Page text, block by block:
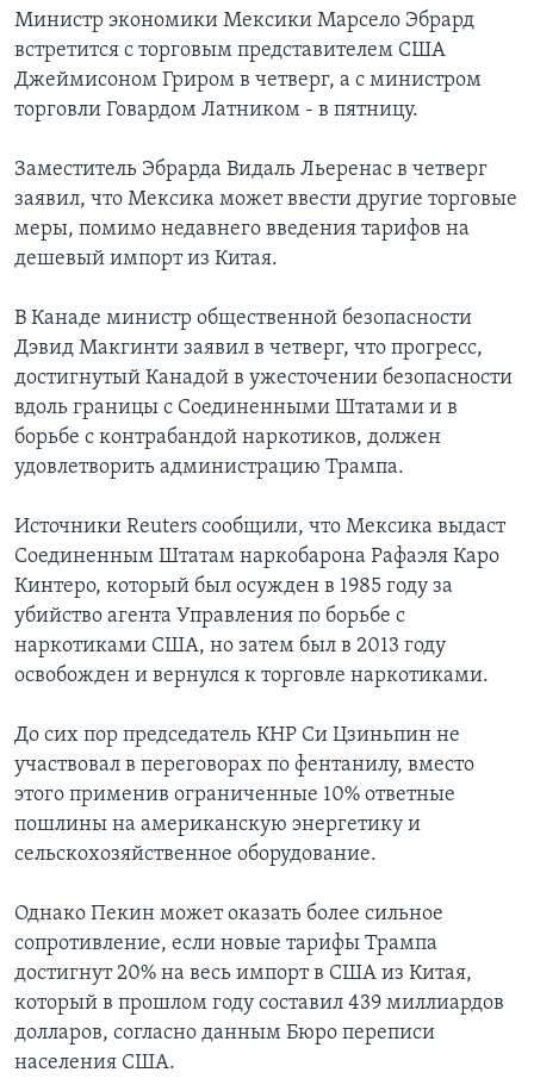
Министр экономики Мексики Марсело Эбрард
встретится с торговым представителем США
Джеймисоном Гриром в четверг, а с министром
торговли Говардом Латником - в пятницу.
Заместитель Эбрарда Видаль Льеренас в четверг
заявил, что Мексика может ввести другие торговые
меры, помимо недавнего введения тарифов на
дешевый импорт из Китая.
В Канаде министр общественной безопасности
Дэвид Макгинти заявил в четверг, что прогресс,
достигнутый Канадой в ужесточении безопасности
вдоль границы с Соединенными Штатами и в
борьбе с контрабандой наркотиков, должен
удовлетворить администрацию Трампа.
Источники Reuters сообщили, что Мексика выдаст
Соединенным Штатам наркобарона Рафаэля Каро
Кинтеро, который был осужден в 1985 году за
убийство агента Управления по борьбе с
наркотиками США, но затем был в 2013 году
освобожден и вернулся к торговле наркотиками.
До сих пор председатель КНР Си Цзиньпин не
участвовал в переговорах по фентанилу, вместо
этого применив ограниченные 10% ответные
пошлины на американскую энергетику и
сельскохозяйственное оборудование.
Однако Пекин может оказать более сильное
сопротивление, если новые тарифы Трампа
достигнут 20% на весь импорт в США из Китая,
который в прошлом году составил 439 миллиардов
долларов, согласно данным Бюро переписи
населения США.